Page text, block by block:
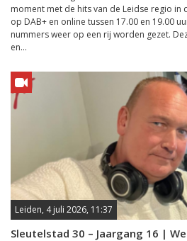
moment met de hits van de Leidse regio in
op DAB+ en online tussen 17.00 en 19.00
nummers weer op een rij worden gezet.
en...
Leiden, 4 juli 2026, 11:37
Sleutelstad 30 – Jaargang 16 |